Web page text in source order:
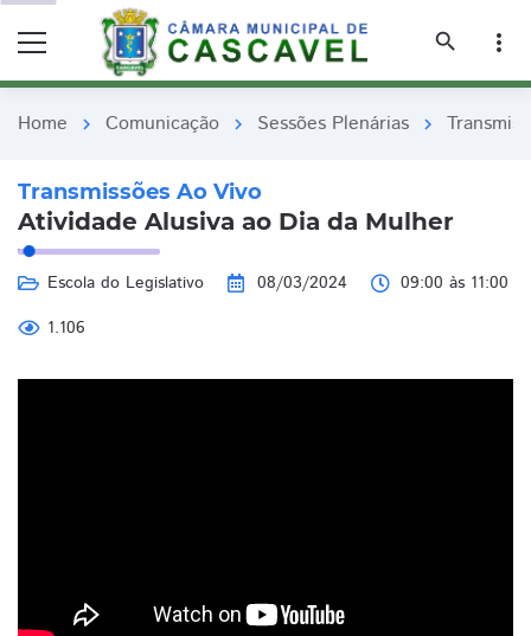
search
more_vert
Home chevron_right Comunicação chevron_right Sessões Plenárias chevron_right
Transmissões Ao Vivo
Atividade Alusiva ao Dia da Mulher
Escola do Legislativo 08/03/2024
09:00 às 11:00
1.106